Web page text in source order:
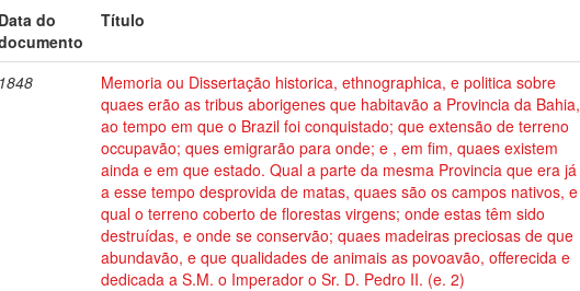
Data do
Título
1848
Memoria ou Dissertação historica, ethnographica, e politica sobre
quaes erão as tribus aborigenes que habitavão a Provincia da Bahia,
ao tempo em que o Brazil foi conquistado; que extensão de terreno
occupavão; ques emigrarão para onde; e , em fim, quaes existem
ainda e em que estado. Qual a parte da mesma Provincia que era já
a esse tempo desprovida de matas, quaes são os campos nativos, e
qual o terreno coberto de florestas virgens; onde estas têm sido
destruídas, e onde se conservão; quaes madeiras preciosas de que
abundavão, e que qualidades de animais as povoavão, offerecida e
dedicada a S.M. o Imperador o Sr. D. Pedro II. (e. 2)